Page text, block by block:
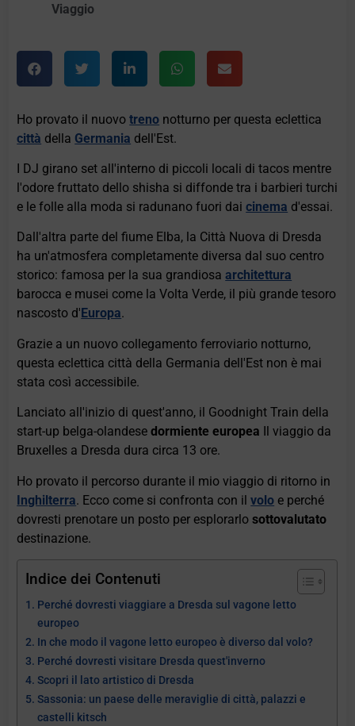
Viaggio
Ho provato il nuovotreno notturno per questa eclettica
città della Germania dell'Est.
I DJ girano set all'interno di piccoli locali di tacos mentre
l'odore fruttato dello shisha si diffonde tra i barbieri turchi
e le folle alla moda si radunano fuori daicinema d'essai.
Dall'altra parte del fiume Elba, la Città Nuova di Dresda
ha un'atmosfera completamente diversa dal suo centro
storico: famosa per la sua grandiosaarchitettura
barocca e musei come la Volta Verde, il più grande tesoro
nascosto d' Europa.
Grazie a un nuovo collegamento ferroviario notturno,
questa eclettica città della Germania dell'Est non è mai
stata così accessibile.
Lanciato all'inizio di quest'anno, il Goodnight Train della
start-up belga-olandesedormiente europea Il viaggio da
Bruxelles a Dresda dura circa 13 ore.
Ho provato il percorso durante il mio viaggio di ritorno in
Inghilterra. Ecco come si confronta con ilvolo e perché
dovresti prenotare un posto per esplorarlosottovalutato
destinazione.
Indice dei Contenuti
Perché dovresti viaggiare a Dresda sul vagone letto
europeo
In che modo il vagone letto europeo è diverso dal volo?
Perché dovresti visitare Dresda quest'inverno
Scopri il lato artistico di Dresda
Sassonia: un paese delle meraviglie di città, palazzi e
castelli kitsch